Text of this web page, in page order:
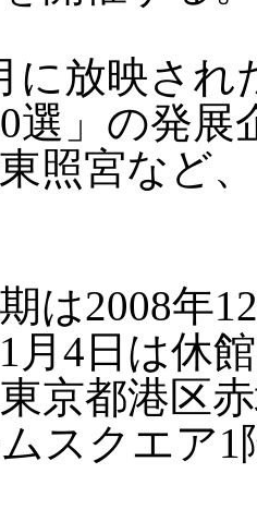
放映され
選」の発
照宮など
は2008年
月4日は休
京都港区
スクエア1